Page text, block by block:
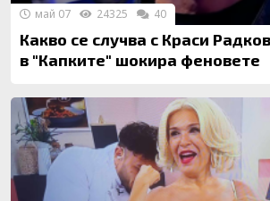
Какво се случва с Краси
в "Капките" шокира феновете
май 07 24325 40